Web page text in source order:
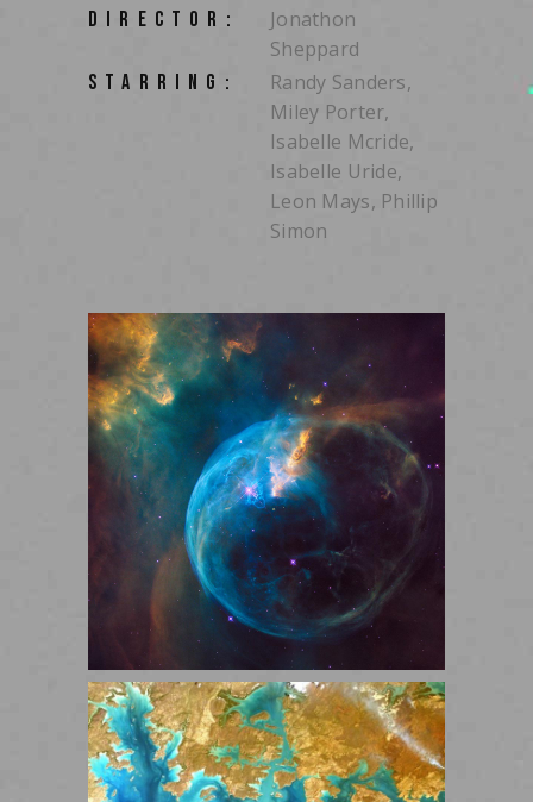
DIRECTOR:
Jonathon
Sheppard
STARRING:
Randy Sanders,
Miley Porter,
Isabelle Mcride,
Isabelle Uride,
Leon Mays, Phillip
Simon